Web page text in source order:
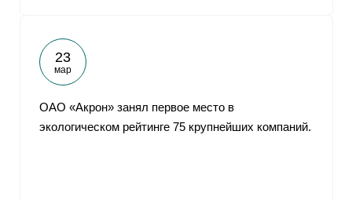
23
мар
ОАО «Акрон» занял первое место в
экологическом рейтинге 75 крупнейших компаний.